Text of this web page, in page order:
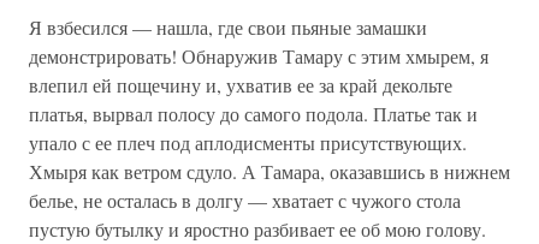
Я взбесился — нашла, где свои пьяные замашки
демонстрировать! Обнаружив Тамару с этим хмырем, я
влепил ей пощечину и, ухватив ее за край декольте
платья, вырвал полосу до самого подола. Платье так и
упало с ее плеч под аплодисменты присутствующих.
Хмыря как ветром сдуло. А Тамара, оказавшись в нижнем
белье, не осталась в долгу — хватает с чужого стола
пустую бутылку и яростно разбивает ее об мою голову.